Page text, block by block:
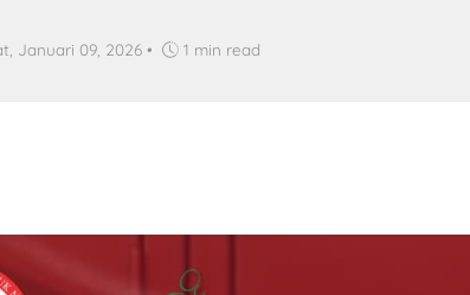
Januari 09, 2026 • 1 min read